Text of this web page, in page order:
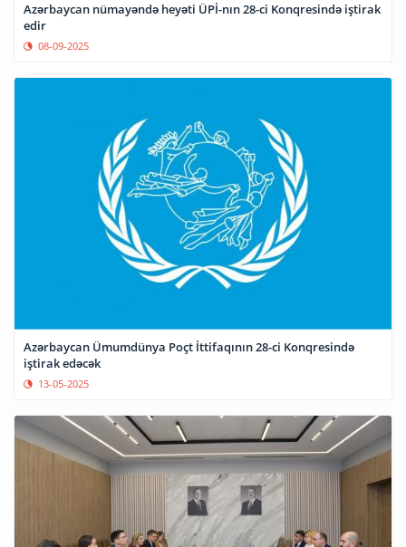
Azərbaycan nümayəndə heyəti ÜPİ-nın 28-ci Konqresində iştirak
edir
08-09-2025
Azərbaycan Ümumdünya Poçt İttifaqının 28-ci Konqresində
iştirak edəcək
13-05-2025